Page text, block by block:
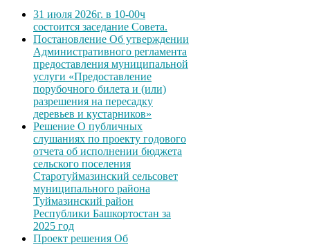
31 июля 2026г. в 10-00ч
состоится заседание Совета.
Постановление Об утверждении
Административного регламента
предоставления муниципальной
услуги «Предоставление
порубочного билета и (или)
разрешения на пересадку
деревьев и кустарников»
Решение О публичных
слушаниях по проекту годового
отчета об исполнении бюджета
сельского поселения
Старотуймазинский сельсовет
муниципального района
Туймазинский район
Республики Башкортостан за
2025 год
Проект решения Об